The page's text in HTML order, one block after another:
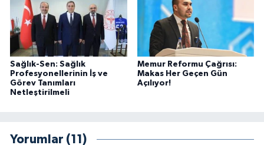
Sağlık-Sen: Sağlık
Profesyonellerinin İş ve
Görev Tanımları
Netleştirilmeli
Memur Reformu Çağrısı:
Makas Her Geçen Gün
Açılıyor!
Yorumlar (11)